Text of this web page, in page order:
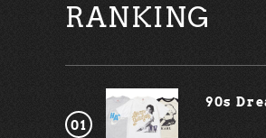
スとストラップのセット）を限定
ちらのの発売日は7月9日（土）と
は、自己探求や心身両面のバラン
クライマーにとっての永遠のテ
とをテーマとしています。クライ
RANKING
90s